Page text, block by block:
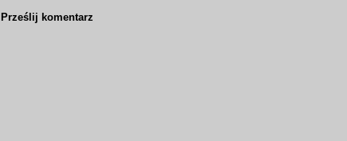
Prześlij komentarz